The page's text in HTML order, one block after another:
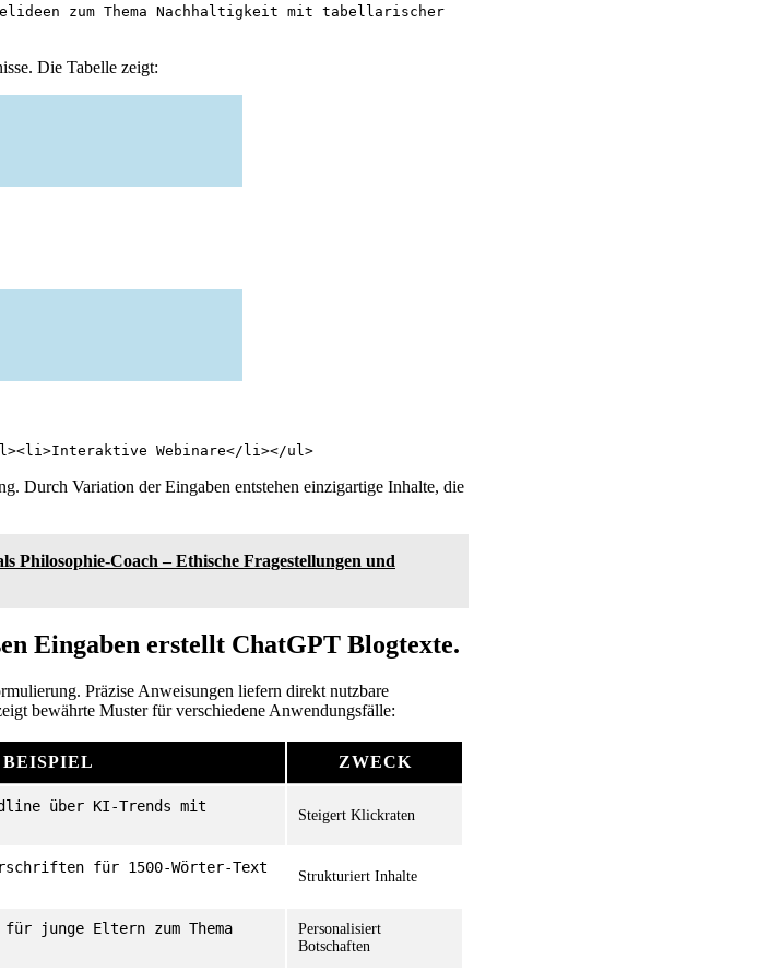
zum Thema Nachhaltigkeit mit tabellarischer
Die Tabelle zeigt:
Webinare</li></ul>
Durch Variation der Eingaben entstehen einzigartige Inhalte, die
Philosophie-Coach – Ethische Fragestellungen und
Eingaben erstellt ChatGPT Blogtexte.
Präzise Anweisungen liefern direkt nutzbare
bewährte Muster für verschiedene Anwendungsfälle:
BEISPIEL ZWECK
über KI-Trends mit
Steigert Klickraten
für 1500-Wörter-Text
Strukturiert Inhalte
junge Eltern zum Thema
Personalisiert
Botschaften